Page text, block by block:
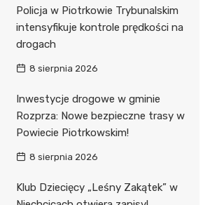
Policja w Piotrkowie Trybunalskim
intensyfikuje kontrole prędkości na
drogach
8 sierpnia 2026
Inwestycje drogowe w gminie
Rozprza: Nowe bezpieczne trasy w
Powiecie Piotrkowskim!
8 sierpnia 2026
Klub Dziecięcy „Leśny Zakątek” w